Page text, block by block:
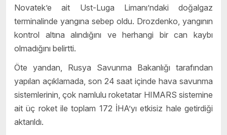
Novatek’e ait Ust-Luga Limanı’ndaki doğalgaz
terminalinde yangına sebep oldu. Drozdenko, yangının
kontrol altına alındığını ve herhangi bir can kaybı
olmadığını belirtti.
Öte yandan, Rusya Savunma Bakanlığı tarafından
yapılan açıklamada, son 24 saat içinde hava savunma
sistemlerinin, çok namlulu roketatar HIMARS sistemine
ait üç roket ile toplam 172 İHA’yı etkisiz hale getirdiği
aktarıldı.